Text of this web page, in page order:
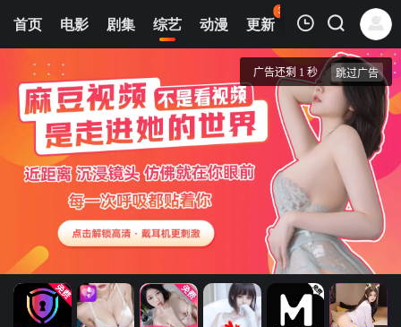
首页 电影 剧集 综艺 动漫 更新
37
热榜 APP
20240514
魔方新世界
清空